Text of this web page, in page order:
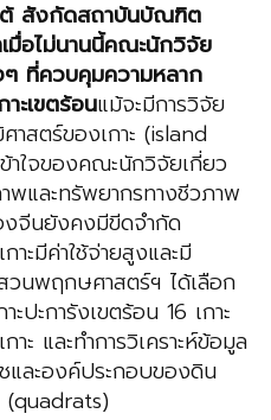
สังกัดสถาบันบัณฑิต
มื่อไม่นานนี้คณะนักวิจัย
ที่ควบคุมความหลาก
ะเขตร้อนแม้จะมีการวิจัย
าสตร์ของเกาะ (island
ใจของคณะนักวิจัยเกี่ยว
พและทรัพยากรทางชีวภาพ
งจีนยังคงมีขีดจำกัด
าะมีค่าใช้จ่ายสูงและมี
นพฤกษศาสตร์ฯ ได้เลือก
ปะการังเขตร้อน 16 เกาะ
าะ และทำการวิเคราะห์ข้อมูล
ละองค์ประกอบของดิน